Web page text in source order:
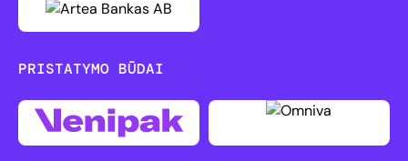
PRISTATYMO BŪDAI